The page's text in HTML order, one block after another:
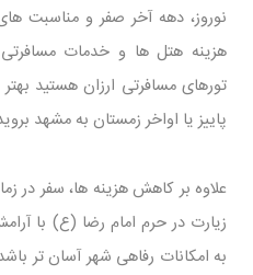
نوروز، دهه آخر صفر و مناسبت
هزینه هتل ‌ها و خدمات
تورهای مسافرتی ارزان هستید
پاییز یا اواخر زمستان به مشهد
علاوه بر کاهش هزینه ‌ها، سفر در
زیارت در حرم امام رضا (ع) با
به امکانات رفاهی شهر آسان ‌تر